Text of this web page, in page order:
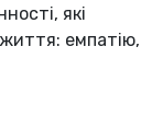
які
емпатію,